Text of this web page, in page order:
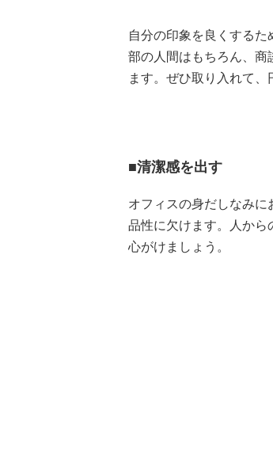
自分の印象を良くする
部の人間はもちろん、商
ます。ぜひ取り入れて、
■清潔感を出す
オフィスの身だしなみに
品性に欠けます。人から
心がけましょう。